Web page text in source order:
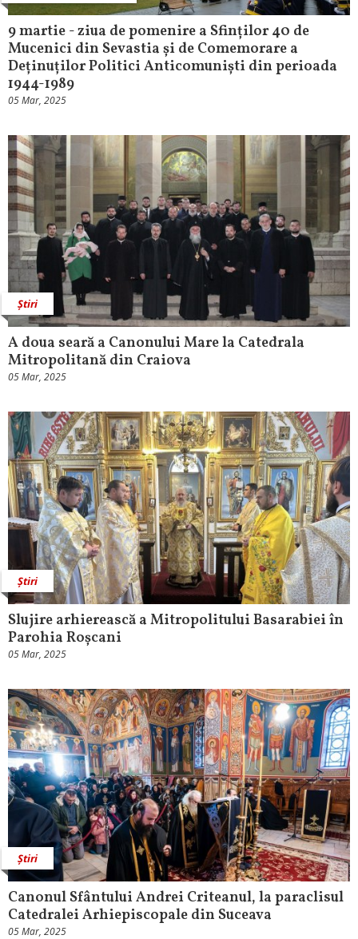
9 martie - ziua de pomenire a Sfinților 40 de
Mucenici din Sevastia și de Comemorare a
Deținuților Politici Anticomuniști din perioada
1944-1989
05 Mar, 2025
Știri
A doua seară a Canonului Mare la Catedrala
Mitropolitană din Craiova
05 Mar, 2025
Știri
Slujire arhierească a Mitropolitului Basarabiei în
Parohia Roșcani
05 Mar, 2025
Știri
Canonul Sfântului Andrei Criteanul, la paraclisul
Catedralei Arhiepiscopale din Suceava
05 Mar, 2025